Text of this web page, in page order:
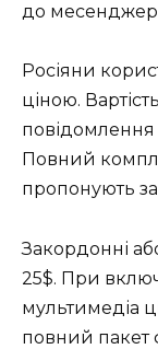
до
Росіяни
ціною.
повідомлення
Повний
пропонують
Закордонні
25$. При
мультимедіа
повний пакет